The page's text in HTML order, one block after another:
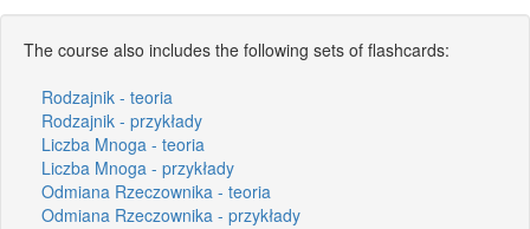
The course also includes the following sets of flashcards:
Rodzajnik - teoria
Rodzajnik - przykłady
Liczba Mnoga - teoria
Liczba Mnoga - przykłady
Odmiana Rzeczownika - teoria
Odmiana Rzeczownika - przykłady